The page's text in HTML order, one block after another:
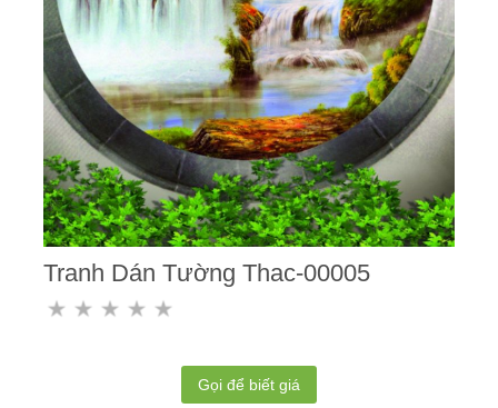
Tranh Dán Tường Thac-00005
Gọi để biết giá